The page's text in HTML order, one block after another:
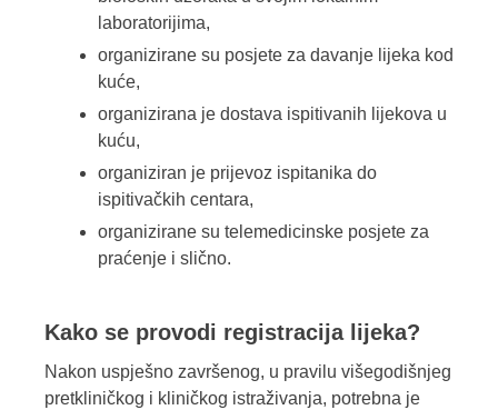
laboratorijima,
organizirane su posjete za davanje lijeka kod
kuće,
organizirana je dostava ispitivanih lijekova u
kuću,
organiziran je prijevoz ispitanika do
ispitivačkih centara,
organizirane su telemedicinske posjete za
praćenje i slično.
Kako se provodi registracija lijeka?
Nakon uspješno završenog, u pravilu višegodišnjeg
pretkliničkog i kliničkog istraživanja, potrebna je